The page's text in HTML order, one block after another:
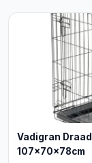
Vadigran
107x70x78cm